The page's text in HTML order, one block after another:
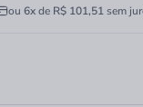
ou 6xde R$ 101,51sem